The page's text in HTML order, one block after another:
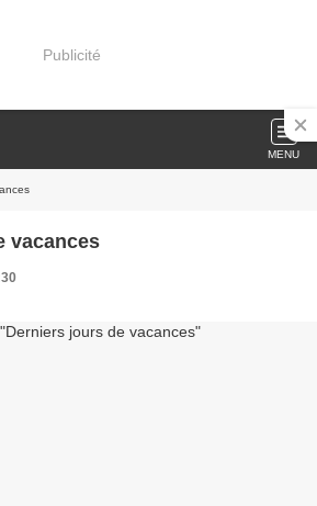
Publicité
MENU
vacances